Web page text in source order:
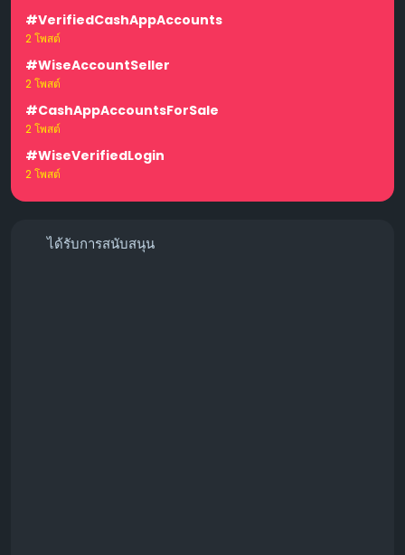
#VerifiedCashAppAccounts
2 โพสต์
#WiseAccountSeller
2 โพสต์
#CashAppAccountsForSale
2 โพสต์
#WiseVerifiedLogin
2 โพสต์
ได้รับการสนับสนุน